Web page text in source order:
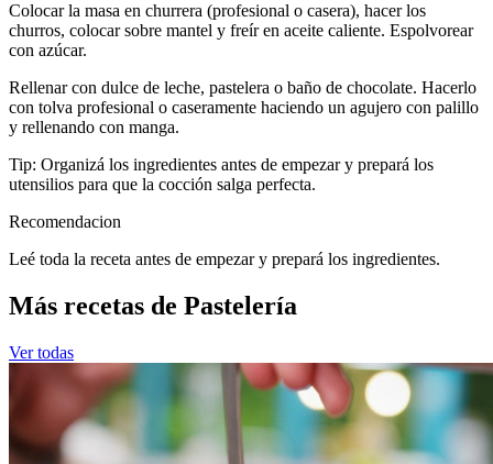
Colocar la masa en churrera (profesional o casera), hacer los
churros, colocar sobre mantel y freír en aceite caliente. Espolvorear
con azúcar.
Rellenar con dulce de leche, pastelera o baño de chocolate. Hacerlo
con tolva profesional o caseramente haciendo un agujero con palillo
y rellenando con manga.
Tip: Organizá los ingredientes antes de empezar y prepará los
utensilios para que la cocción salga perfecta.
Recomendacion
Leé toda la receta antes de empezar y prepará los ingredientes.
Más recetas de Pastelería
Ver todas